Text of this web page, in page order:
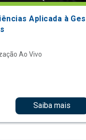
Aplicada à
Ao Vivo
Saiba mais